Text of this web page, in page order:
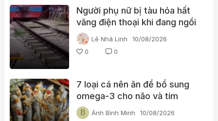
Người phụ nữ bị tàu hỏa hất
văng điện thoại khi đang ngồi
sát đường ray ở phố đường
tàu Văn Miếu
Lê Nhã Linh
10/08/2026
0
0
7 loại cá nên ăn để bổ sung
omega-3 cho não và tim
B Ánh Bình Minh
10/08/2026